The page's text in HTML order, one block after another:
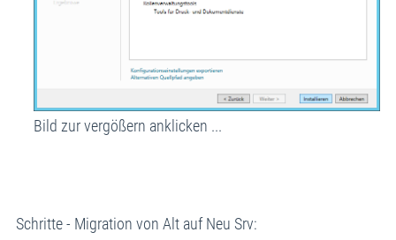
Bild zur vergößern anklicken ...
Schritte - Migration von Alt auf Neu Srv: